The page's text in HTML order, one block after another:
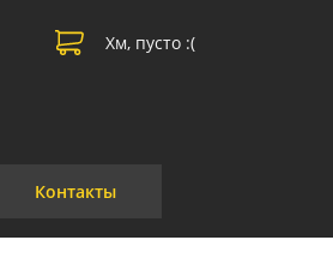
Хм, пусто :(
Контакты